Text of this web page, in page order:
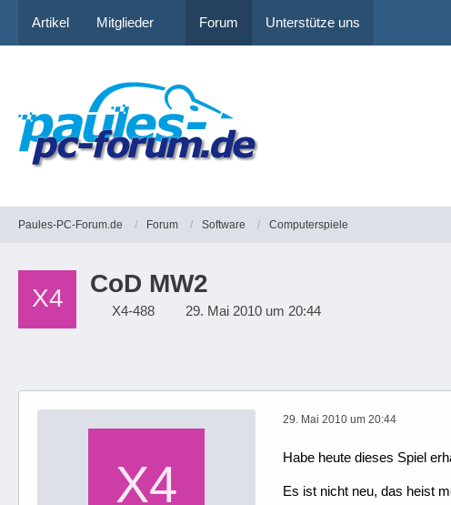
Artikel Mitglieder Forum Unterstütze uns
Paules-PC-Forum.de Forum Software Computerspiele
CoD MW2
X4-488 29. Mai 2010 um 20:44
29. Mai 2010 um 20:44
Habe heute dieses Spiel
Es ist nicht neu, das heist